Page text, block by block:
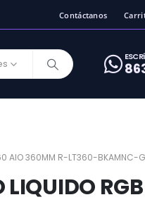
Contáctanos
AIO 360MM R-LT360-BKAMNC-